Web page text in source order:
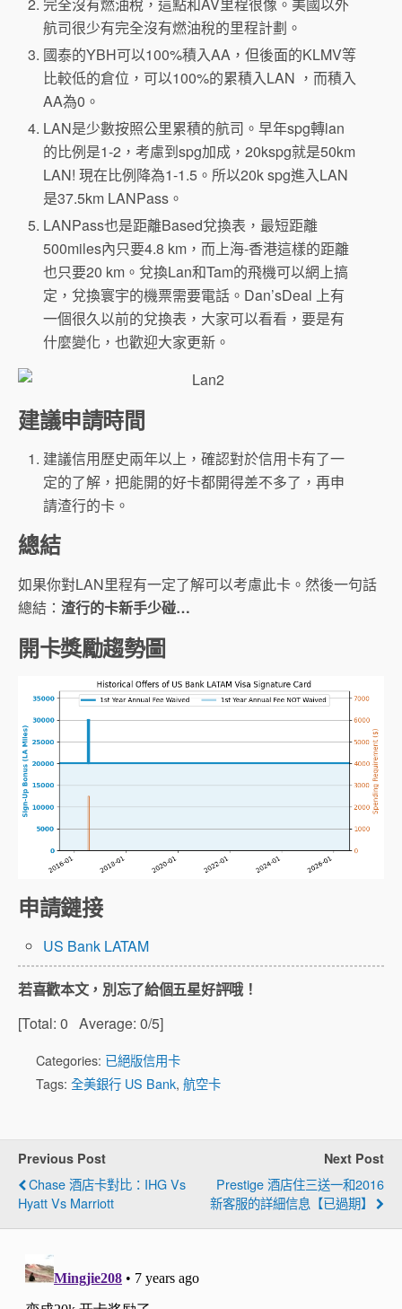
航司很少有完全沒有燃油稅的里程計劃。
國泰的YBH可以100%積入AA，但後面的KLMV等
比較低的倉位，可以100%的累積入LAN ，而積入
AA為0。
LAN是少數按照公里累積的航司。早年spg轉lan
的比例是1-2，考慮到spg加成，20kspg就是50km
LAN! 現在比例降為1-1.5。所以20k spg進入LAN
是37.5km LANPass。
LANPass也是距離Based兌換表，最短距離
500miles內只要4.8 km，而上海-香港這樣的距離
也只要20 km。兌換Lan和Tam的飛機可以網上搞
定，兌換寰宇的機票需要電話。Dan’sDeal 上有
一個很久以前的兌換表，大家可以看看，要是有
什麼變化，也歡迎大家更新。
建議申請時間
建議信用歷史兩年以上，確認對於信用卡有了一
定的了解，把能開的好卡都開得差不多了，再申
請渣行的卡。
總結
如果你對LAN里程有一定了解可以考慮此卡。然後一句話
總結： 渣行的卡新手少碰…
開卡獎勵趨勢圖
申請鏈接
US Bank LATAM
若喜歡本文，別忘了給個五星好評哦！
[Total: 0 Average: 0/5]
Categories: 已絕版信用卡
Tags: 全美銀行 US Bank, 航空卡
Previous Post
Chase 酒店卡對比：IHG Vs
Hyatt Vs Marriott
Next Post
Prestige 酒店住三送一和2016
新客服的詳細信息【已過期】